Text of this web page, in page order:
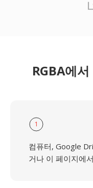
RGBA에
1
컴퓨터, Google
거나 이 페이지에